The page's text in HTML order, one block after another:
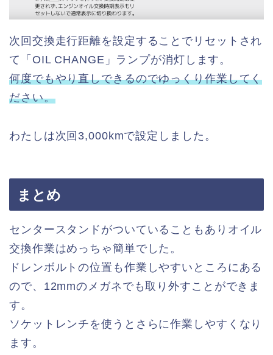
次回交換走行距離を設定することでリセットされ
て「OIL CHANGE」ランプが消灯します。
何度でもやり直しできるのでゆっくり作業してく
ださい。
わたしは次回3,000kmで設定しました。
まとめ
センタースタンドがついていることもありオイル
交換作業はめっちゃ簡単でした。
ドレンボルトの位置も作業しやすいところにある
ので、12mmのメガネでも取り外すことができま
す。
ソケットレンチを使うとさらに作業しやすくなり
ます。